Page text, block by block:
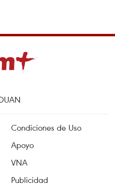
Condiciones de Uso
Apoyo
VNA
Publicidad